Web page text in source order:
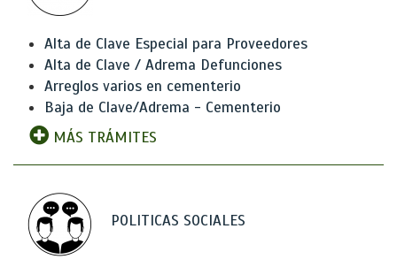
Alta de Clave Especial para Proveedores
Alta de Clave / Adrema Defunciones
Arreglos varios en cementerio
Baja de Clave/Adrema - Cementerio
MÁS TRÁMITES
POLITICAS SOCIALES